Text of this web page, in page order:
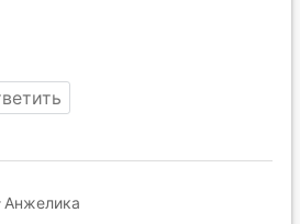
Анжелика